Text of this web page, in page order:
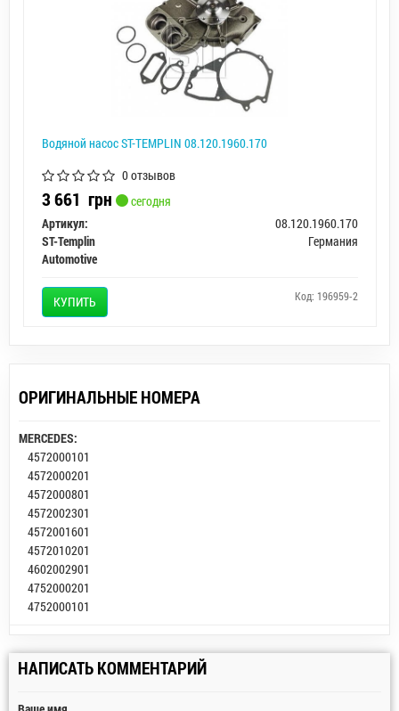
Водяной насос ST-TEMPLIN 08.120.1960.170
0 отзывов
3 661 грн
сегодня
Артикул:
08.120.1960.170
ST-Templin
Automotive
Германия
КУПИТЬ Код: 196959-2
ОРИГИНАЛЬНЫЕ НОМЕРА
MERCEDES:
4572000101
4572000201
4572000801
4572002301
4572001601
4572010201
4602002901
4752000201
4752000101
НАПИСАТЬ КОММЕНТАРИЙ